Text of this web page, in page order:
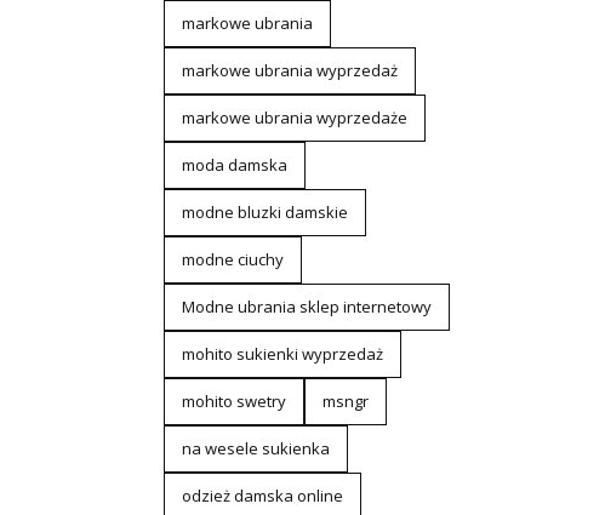
markowe ubrania
markowe ubrania wyprzedaż
markowe ubrania wyprzedaże
moda damska
modne bluzki damskie
modne ciuchy
Modne ubrania sklep internetowy
mohito sukienki wyprzedaż
mohito swetry msngr
na wesele sukienka
odzież damska online